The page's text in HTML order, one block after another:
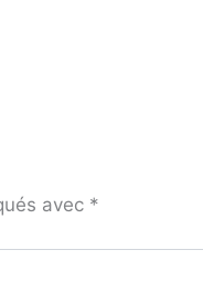
avec *